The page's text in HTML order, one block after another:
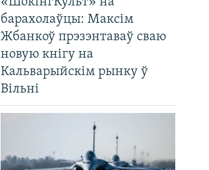
барахолаўцы: Максім
Жбанкоў прэзэнтаваў сваю
новую кнігу на
Кальварыйскім рынку ў
Вільні